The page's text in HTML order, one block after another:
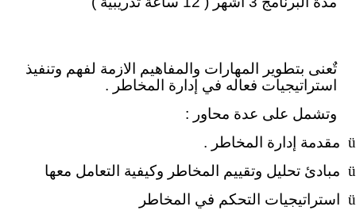
تٌعنى بتطوير المهارات والمفاهيم الازمة لفهم وتنفيذ
استراتيجيات فعاله في إدارة المخاطر .
وتشمل على عدة محاور :
ü مقدمة إدارة المخاطر .
ü مبادئ تحليل وتقييم المخاطر وكيفية التعامل معها
ü
استراتيجيات التحكم في المخاطر